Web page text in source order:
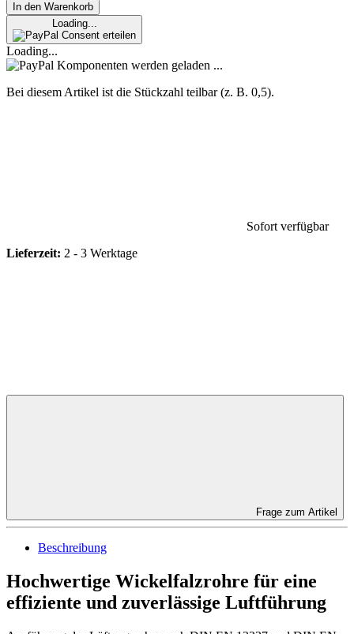
In den Warenkorb
Loading...
Consent erteilen
Loading...
Komponenten werden geladen ...
Bei diesem Artikel ist die Stückzahl teilbar (z. B. 0,5).
Sofort verfügbar
Lieferzeit: 2 - 3 Werktage
Frage zum Artikel
Beschreibung
Hochwertige Wickelfalzrohre für eine
effiziente und zuverlässige Luftführung